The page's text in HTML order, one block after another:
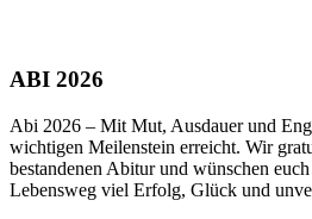
ABI 2026
Abi 2026 – Mit Mut, Ausdauer und
wichtigen Meilenstein erreicht. Wir
bestandenen Abitur und wünschen
Lebensweg viel Erfolg, Glück und